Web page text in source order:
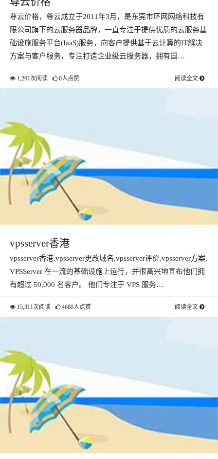
尊云价格，尊云成立于2011年3月，是东莞市环网网络科技有
限公司旗下的云服务器品牌，一直专注于提供优质的云服务基
础设施服务平台(IaaS)服务，向客户提供基于云计算的IT解决
方案与客户服务，专注打造企业级云服务器，拥有国…
1,261次阅读 0人点赞 阅读全文
vpsserver香港
vpsserver香港,vpsserver更改域名,vpsserver评价,vpsserver方案,
VPSServer 在一流的基础设施上运行，并很高兴地宣布他们拥
有超过 50,000 名客户。 他们专注于 VPS 服务…
15,311次阅读 4680人点赞 阅读全文